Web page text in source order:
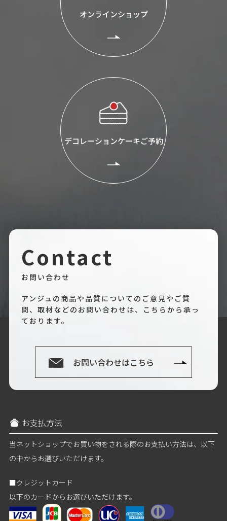
オンラインショップ
デコレーションケーキご予約
Contact
お問い合わせ
アンジュの商品や品質についてのご意見やご質
問、取材などのお問い合わせは、こちらから承っ
ております。
お問い合わせはこちら
お支払方法
当ネットショップでお買い物をされる際のお支払い方法は、以下
の中からお選びいただけます。
■クレジットカード
以下のカードからお選びいただけます。